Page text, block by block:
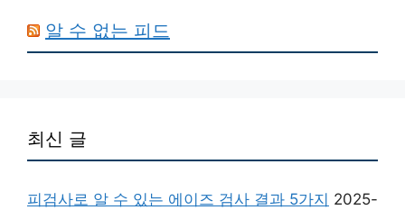
알 수 없는 피드
최신 글
피검사로 알 수 있는 에이즈 검사 결과 5가지 2025-